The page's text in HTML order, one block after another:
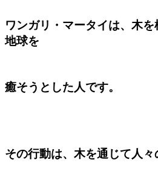
ワンガリ・マータイは、木
地球を
癒そうとした人です。
その行動は、木を通じて人々